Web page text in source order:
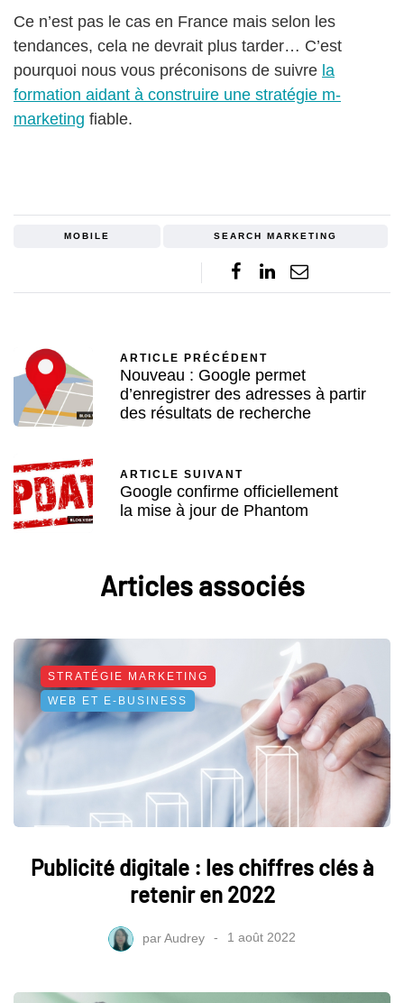
Ce n’est pas le cas en France mais selon les
tendances, cela ne devrait plus tarder… C’est
pourquoi nous vous préconisons de suivre la
formation aidant à construire une stratégie m-
marketing fiable.
MOBILE SEARCH MARKETING
ARTICLE PRÉCÉDENT
Nouveau : Google permet
d’enregistrer des adresses à partir
des résultats de recherche
ARTICLE SUIVANT
Google confirme officiellement
la mise à jour de Phantom
Articles associés
STRATÉGIE MARKETING
WEB ET E-BUSINESS
Publicité digitale : les chiffres clés à
retenir en 2022
parAudrey 1 août 2022